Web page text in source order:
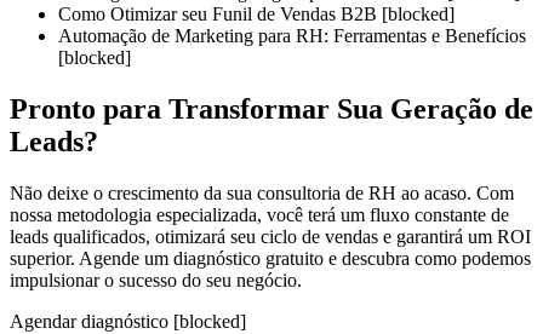
Como Otimizar seu Funil de Vendas B2B [blocked]
Automação de Marketing para RH: Ferramentas e Benefícios
[blocked]
Pronto para Transformar Sua Geração de
Leads?
Não deixe o crescimento da sua consultoria de RH ao acaso. Com
nossa metodologia especializada, você terá um fluxo constante de
leads qualificados, otimizará seu ciclo de vendas e garantirá um ROI
superior. Agende um diagnóstico gratuito e descubra como podemos
impulsionar o sucesso do seu negócio.
Agendar diagnóstico [blocked]